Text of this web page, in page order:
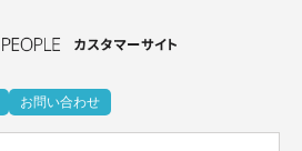
お問い合わせ